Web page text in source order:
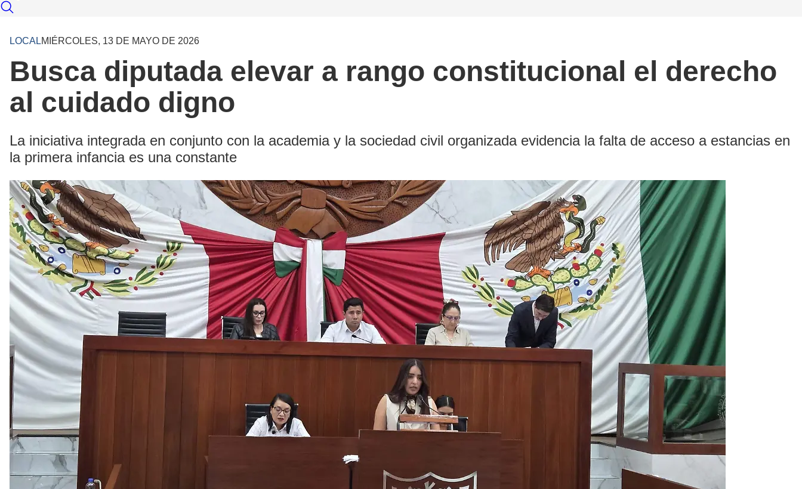
LOCALMIÉRCOLES, 13 DE MAYO DE 2026
Busca diputada elevar a rango constitucional el derecho
al cuidado digno
La iniciativa integrada en conjunto con la academia y la sociedad civil organizada evidencia la falta de acceso a estancias en
la primera infancia es una constante